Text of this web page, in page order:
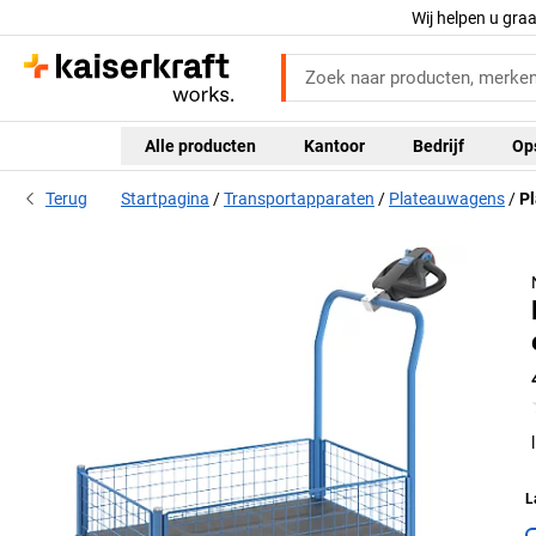
Wij helpen u
Alle producten Kantoor Bedrijf
Terug Startpagina Transportapparaten Plateauwagens